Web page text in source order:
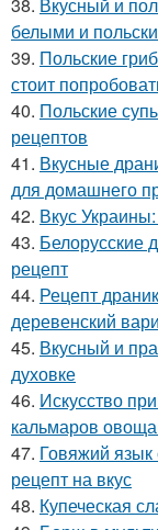
белыми и
39. Польские
стоит
40. Польские
рецептов
41. Вкусные
для домашнего
42. Вкус
43. Белорусские
рецепт
44. Рецепт
деревенский
45. Вкусный и
духовке
46. Искусство
кальмаров
47. Говяжий язык
рецепт на вкус
48. Купеческая